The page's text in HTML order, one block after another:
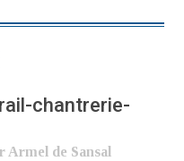
chantrerie-
Armel de Sansal